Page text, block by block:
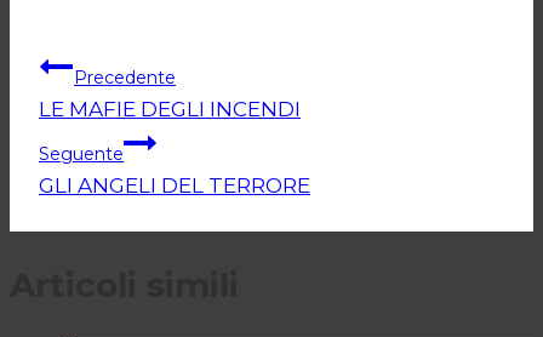
Navigazione
articoli
Precedente
LE MAFIE DEGLI INCENDI
Seguente
GLI ANGELI DEL TERRORE